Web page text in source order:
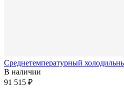
Среднетемпературный
В наличии
91 515 ₽